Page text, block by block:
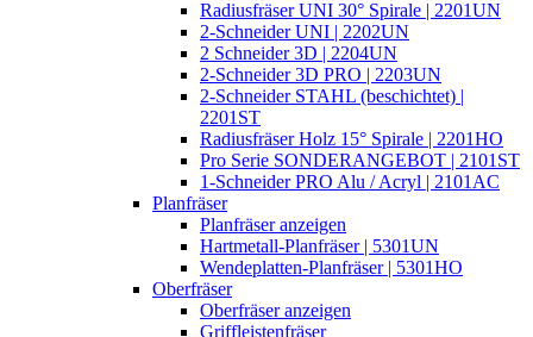
Radiusfräser UNI 30° Spirale | 2201UN
2-Schneider UNI | 2202UN
2 Schneider 3D | 2204UN
2-Schneider 3D PRO | 2203UN
2-Schneider STAHL (beschichtet) |
2201ST
Radiusfräser Holz 15° Spirale | 2201HO
Pro Serie SONDERANGEBOT | 2101ST
1-Schneider PRO Alu / Acryl | 2101AC
Planfräser
Planfräser anzeigen
Hartmetall-Planfräser | 5301UN
Wendeplatten-Planfräser | 5301HO
Oberfräser
Oberfräser anzeigen
Griffleistenfräser